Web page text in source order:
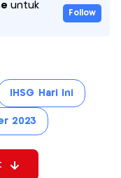
untuk
Follow
IHSG Hari Ini
2023